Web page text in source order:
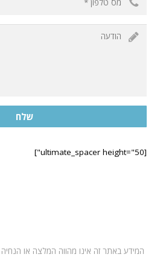
שלח
[ultimate_spacer height="50"]
המידע באתר זה אינו מהווה המלצה או הנחיה